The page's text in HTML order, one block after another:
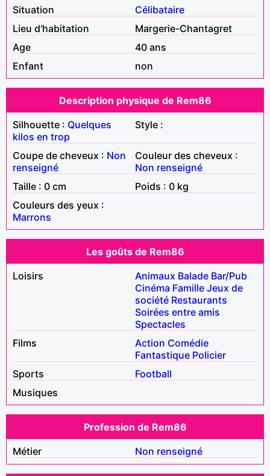
Situation
Célibataire
Lieu d'habitation
Margerie-Chantagret
Age
40 ans
Enfant
non
Description physique de Rem86
Silhouette : Quelques
kilos en trop
Style :
Coupe de cheveux : Non
renseigné
Couleur des cheveux :
Non renseigné
Taille : 0 cm
Poids : 0 kg
Couleurs des yeux :
Marrons
Les goûts de Rem86
Loisirs
Animaux Balade Bar/Pub
Cinéma Famille Jeux de
société Restaurants
Soirées entre amis
Spectacles
Films
Action Comédie
Fantastique Policier
Sports
Football
Musiques
Profession de Rem86
Métier
Non renseigné